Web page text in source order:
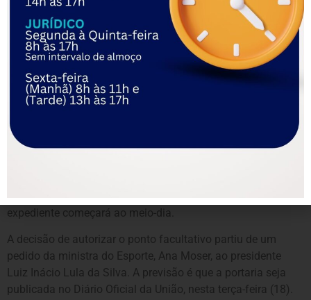
O Ministério da Gestão e Inovação anunciou a publicação de
uma portaria para permitir a adoção de ponto facultativo
para servidores públicos federais nos dias de jogos da
Seleção Brasileira Feminina de futebol durante a Copa do
Mundo. A estreia da seleção brasileira feminina ocorre no
próximo dia 24, contra o Panamá.
Com a flexibilização, os servidores poderão se ausentar do
trabalho para assistir aos jogos, como já acontece na Copa
expediente começará ao meio-dia.
A decisão de autorizar o ponto facultativo partiu de um
pedido da ministra do Esporte, Ana Moser, ao presidente
Luiz Inácio Lula da Silva. A previsão é que a portaria seja
publicada no Diário Oficial da União, nesta terça-feira (18).